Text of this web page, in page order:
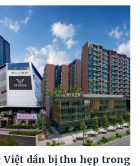
dần bị thu hẹp trong